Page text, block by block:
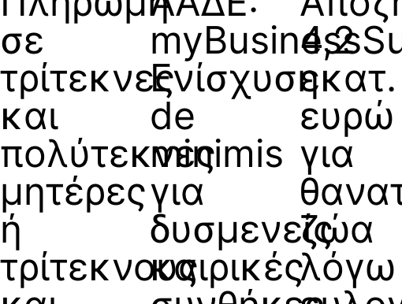
σε
τρίτεκνες
και
πολύτεκνες
μητέρες
ή
τρίτεκνους
Ενίσχυση
de
minimis
για
δυσμενείς
καιρικές
4,2
εκατ.
ευρώ
για
ζώα
λόγω